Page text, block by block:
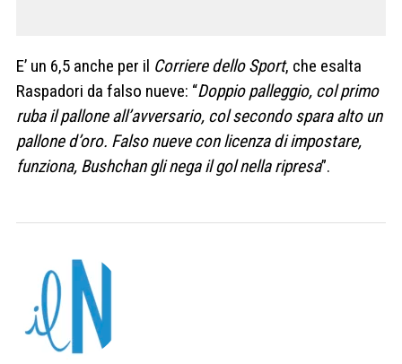
E’ un 6,5 anche per il Corriere dello Sport, che esalta
Raspadori da falso nueve: “Doppio palleggio, col primo
ruba il pallone all’avversario, col secondo spara alto un
pallone d’oro. Falso nueve con licenza di impostare,
funziona, Bushchan gli nega il gol nella ripresa”.